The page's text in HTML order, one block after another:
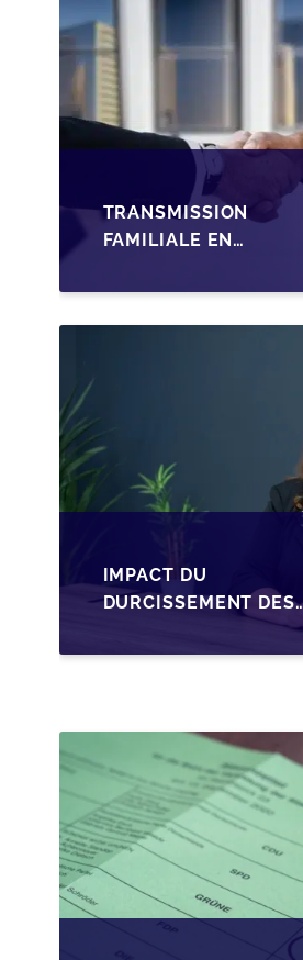
TRANSMISSION
FAMILIALE EN
STRUCTURER LA
CESSION DES PARTS
IMPACT DU
DURCISSEMENT DES
CRÉDIT SUR LA